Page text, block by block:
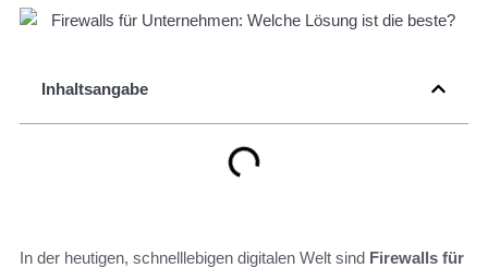
Inhaltsangabe
In der heutigen, schnelllebigen digitalen Welt sind Firewalls für